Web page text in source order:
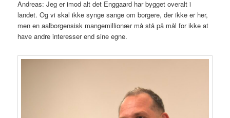
Andreas: Jeg er imod alt det Enggaard har bygget overalt i
landet. Og vi skal ikke synge sange om borgere, der ikke er her,
men en aalborgensisk mangemillionær må stå på mål for ikke at
have andre interesser end sine egne.